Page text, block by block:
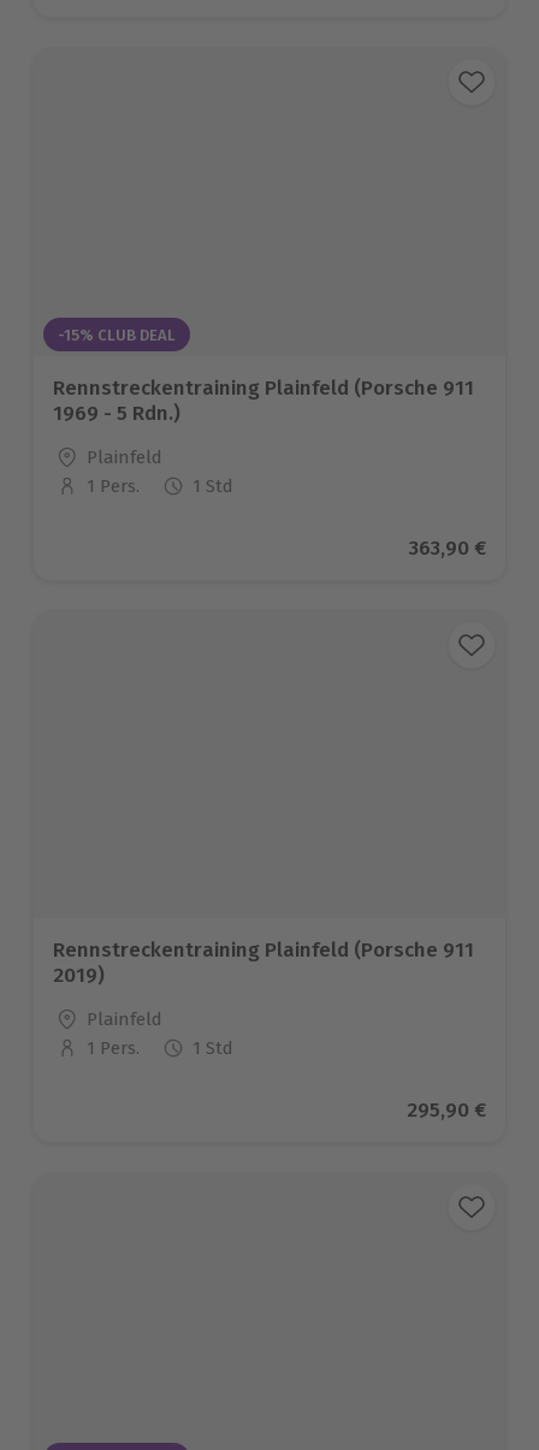
-15% CLUB DEAL
Rennstreckentraining Plainfeld (Porsche 911
1969 - 5 Rdn.)
Standort
Plainfeld
Anzahl der Teilnehmer
1 Pers. 1 Std
Aktueller
363,90 €
Rennstreckentraining Plainfeld (Porsche 911
2019)
Standort
Plainfeld
Anzahl der Teilnehmer
1 Pers. 1 Std
Aktueller
295,90 €